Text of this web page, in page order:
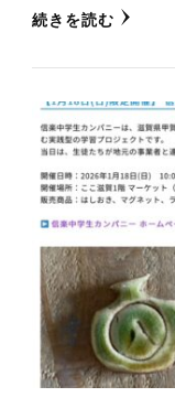
続きを読む